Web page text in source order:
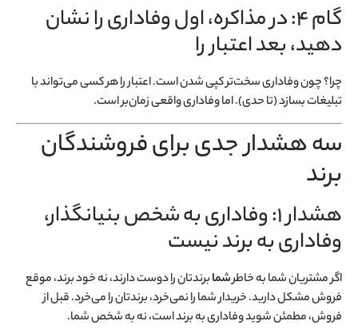
گام ۴: در مذاکره، اول وفاداری را نشان
دهید، بعد اعتبار را
چرا؟ چون وفاداری سخت‌تر کپی شدن است. اعتبار را هر کسی می‌تواند با
تبلیغات بسازد (تا حدی). اما وفاداری واقعی زمان‌بر است.
سه هشدار جدی برای فروشندگان
برند
هشدار ۱: وفاداری به شخص بنیانگذار،
وفاداری به برند نیست
اگر مشتریان شما به خاطرشمابرندتان را دوست دارند، نه خود برند، موقع
فروش مشکل دارید. خریدار شما را نمی‌خرد، برندتان را می‌خرد. قبل از
فروش، مطمئن شوید وفاداری به برند است، نه به شخص شما.